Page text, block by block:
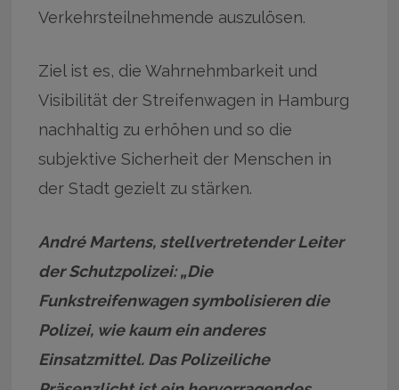
Verkehrsteilnehmende auszulösen.
Ziel ist es, die Wahrnehmbarkeit und
Visibilität der Streifenwagen in Hamburg
nachhaltig zu erhöhen und so die
subjektive Sicherheit der Menschen in
der Stadt gezielt zu stärken.
André Martens, stellvertretender Leiter
der Schutzpolizei: „Die
Funkstreifenwagen symbolisieren die
Polizei, wie kaum ein anderes
Einsatzmittel. Das Polizeiliche